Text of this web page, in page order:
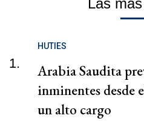
1.
HUTIES
Arabia Saudita
inminentes desde
un alto cargo